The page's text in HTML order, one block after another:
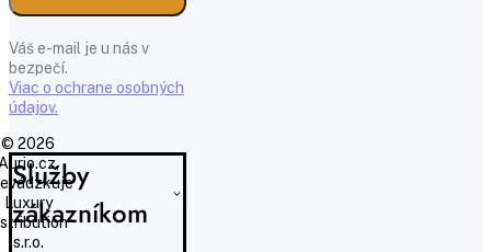
Služby
zákazníkom
Váš e-mail je u nás v
bezpečí.
Viac o ochrane osobných
údajov.
© 2026
Luxury
s.r.o.